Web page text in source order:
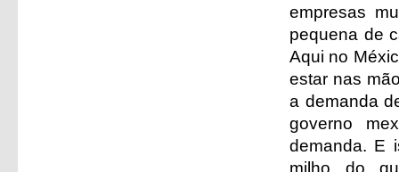
empresas
pequena de
Aqui no
estar nas
a demanda
governo
demanda. E
milho do